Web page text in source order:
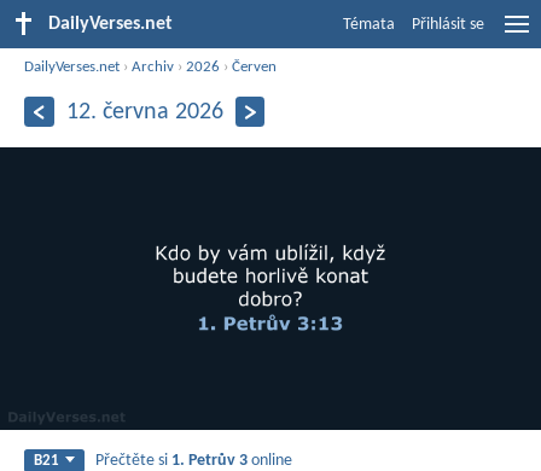
DailyVerses.net Témata Přihlásit se
DailyVerses.net ›Archiv ›2026 ›Červen
12. června 2026
B21 Přečtěte si 1. Petrův 3 online